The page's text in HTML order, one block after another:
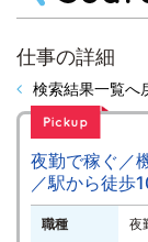
仕事の詳細
検索結果一覧へ
夜勤で稼ぐ／
／駅から徒
職種 夜